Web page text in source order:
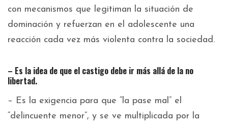
con mecanismos que legitiman la situación de
dominación y refuerzan en el adolescente una
reacción cada vez más violenta contra la sociedad.
– Es la idea de que el castigo debe ir más allá de la no
libertad.
– Es la exigencia para que “la pase mal” el
“delincuente menor”, y se ve multiplicada por la